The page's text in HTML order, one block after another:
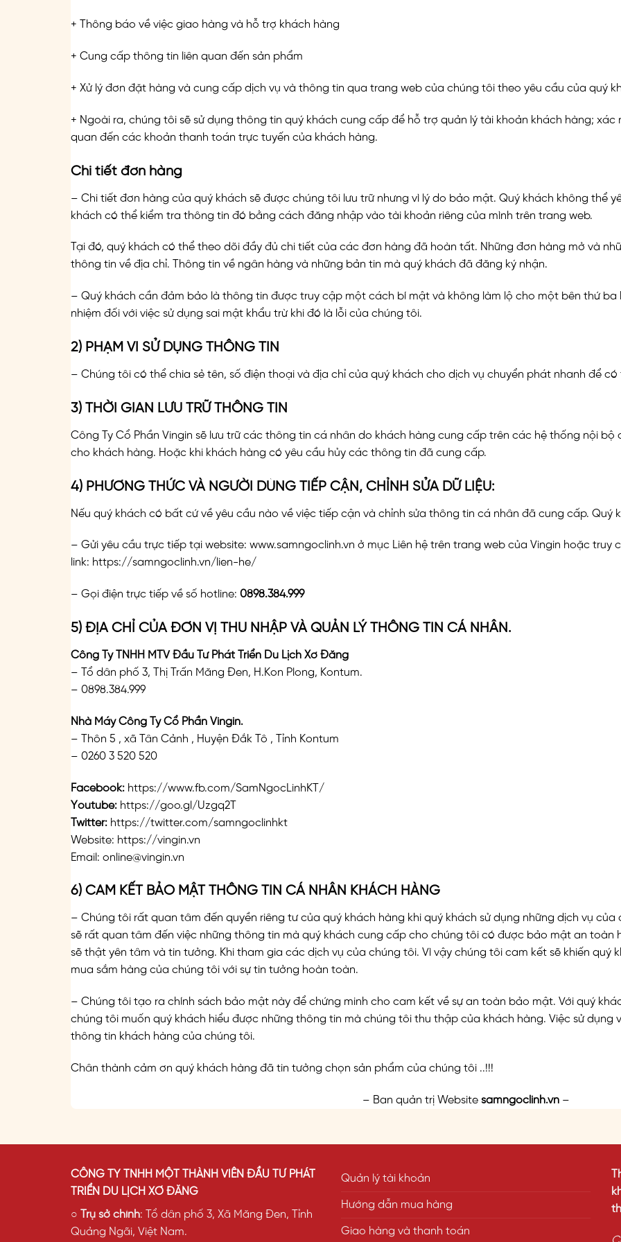
+ Thông báo về việc giao hàng và hỗ trợ khách hàng
+ Cung cấp thông tin liên quan đến sản phẩm
+ Xử lý đơn đặt hàng và cung cấp dịch vụ và thông tin qua trang web của chúng tôi theo yêu cầu của quý
+ Ngoài ra, chúng tôi sẽ sử dụng thông tin quý khách cung cấp để hỗ trợ quản lý tài khoản khách hàng;
quan đến các khoản thanh toán trực tuyến của khách hàng.
Chi tiết đơn hàng
– Chi tiết đơn hàng của quý khách sẽ được chúng tôi lưu trữ nhưng vì lý do bảo mật. Quý khách không thể
khách có thể kiểm tra thông tin đó bằng cách đăng nhập vào tài khoản riêng của mình trên trang web.
Tại đó, quý khách có thể theo dõi đầy đủ chi tiết của các đơn hàng đã hoàn tất. Những đơn hàng mở và
thông tin về địa chỉ. Thông tin về ngân hàng và những bản tin mà quý khách đã đăng ký nhận.
– Quý khách cần đảm bảo là thông tin được truy cập một cách bí mật và không làm lộ cho một bên thứ ba
nhiệm đối với việc sử dụng sai mật khẩu trừ khi đó là lỗi của chúng tôi.
2) PHẠM VI SỬ DỤNG THÔNG TIN
– Chúng tôi có thể chia sẻ tên, số điện thoại và địa chỉ của quý khách cho dịch vụ chuyển phát nhanh để
3) THỜI GIAN LƯU TRỮ THÔNG TIN
Công Ty Cổ Phần Vingin sẽ lưu trữ các thông tin cá nhân do khách hàng cung cấp trên các hệ thống nội
cho khách hàng. Hoặc khi khách hàng có yêu cầu hủy các thông tin đã cung cấp.
4) PHƯƠNG THỨC VÀ NGƯỜI DÙNG TIẾP CẬN, CHỈNH SỬA DỮ LIỆU:
Nếu quý khách có bất cứ về yêu cầu nào về việc tiếp cận và chỉnh sửa thông tin cá nhân đã cung cấp. Quý
– Gửi yêu cầu trực tiếp tại website: www.samngoclinh.vn ở mục Liên hệ trên trang web của Vingin hoặc truy
link: https://samngoclinh.vn/lien-he/
– Gọi điện trực tiếp về số hotline: 0898.384.999
5) ĐỊA CHỈ CỦA ĐƠN VỊ THU NHẬP VÀ QUẢN LÝ THÔNG TIN CÁ NHÂN.
Công Ty TNHH MTV Đầu Tư Phát Triển Du Lịch Xơ Đăng
– Tổ dân phố 3, Thị Trấn Măng Đen, H.Kon Plong, Kontum.
– 0898.384.999
Nhà Máy Công Ty Cổ Phần Vingin.
– Thôn 5 , xã Tân Cảnh , Huyện Đắk Tô , Tỉnh Kontum
– 0260 3 520 520
Facebook: https://www.fb.com/SamNgocLinhKT/
Youtube: https://goo.gl/Uzgq2T
Twitter: https://twitter.com/samngoclinhkt
Website: https://vingin.vn
Email: online@vingin.vn
6) CAM KẾT BẢO MẬT THÔNG TIN CÁ NHÂN KHÁCH HÀNG
– Chúng tôi rất quan tâm đến quyền riêng tư của quý khách hàng khi quý khách sử dụng những dịch vụ
sẽ rất quan tâm đến việc những thông tin mà quý khách cung cấp cho chúng tôi có được bảo mật an toàn
sẽ thật yên tâm và tin tưởng. Khi tham gia các dịch vụ của chúng tôi. Vì vậy chúng tôi cam kết sẽ khiến quý
mua sắm hàng của chúng tôi với sự tin tưởng hoàn toàn.
– Chúng tôi tạo ra chính sách bảo mật này để chứng minh cho cam kết về sự an toàn bảo mật. Với quý
chúng tôi muốn quý khách hiểu được những thông tin mà chúng tôi thu thập của khách hàng. Việc sử dụng
thông tin khách hàng của chúng tôi.
Chân thành cảm ơn quý khách hàng đã tin tưởng chọn sản phẩm của chúng tôi ..!!!
– Ban quản trị Website samngoclinh.vn–
CÔNG TY TNHH MỘT THÀNH VIÊN ĐẦU TƯ PHÁT
TRIỂN DU LỊCH XƠ ĐĂNG
○
Trụ sở chính: Tổ dân phố 3, Xã Măng Đen, Tỉnh
Quảng Ngãi, Việt Nam.
Quản lý tài khoản
Hướng dẫn mua hàng
Giao hàng và thanh toán